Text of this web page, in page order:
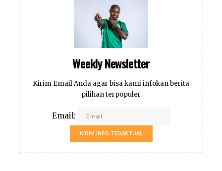
Weekly Newsletter
Kirim Email Anda agar bisa kami infokan berita
pilihan terpopuler
Email:
KIRIM INFO TERAKTUAL